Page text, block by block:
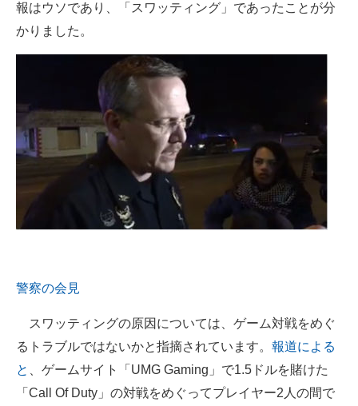
ITエンジニア向け専門サイト
企業向けIT製品の総合サイト
IT製品の技術・比較・事例
製造業のIT導入・活用を支援
モノづくり技術者専門サイト
エレクトロニクス専門サイト
ちょっと気になるネットの話題
報はウソであり、「スワッティング」であったことが分
かりました。
警察の会見
スワッティングの原因については、ゲーム対戦をめぐ
るトラブルではないかと指摘されています。 報道による
と
、ゲームサイト「UMG Gaming」で1.5ドルを賭けた
「Call Of Duty」の対戦をめぐってプレイヤー2人の間で